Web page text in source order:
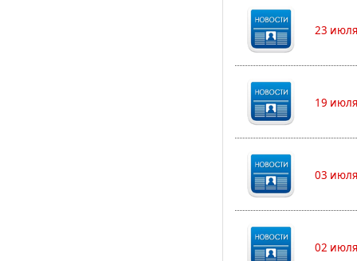
23
19
03
02